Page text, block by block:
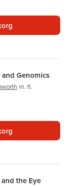
Genomics
m. fl.
the Eye